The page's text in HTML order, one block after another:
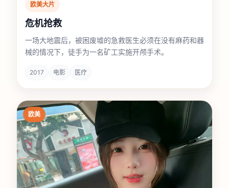
欧美大片
危机抢救
一场大地震后，被困废墟的急救医生必须在没有麻药和器
械的情况下，徒手为一名矿工实施开颅手术。
2017 电影 医疗
欧美